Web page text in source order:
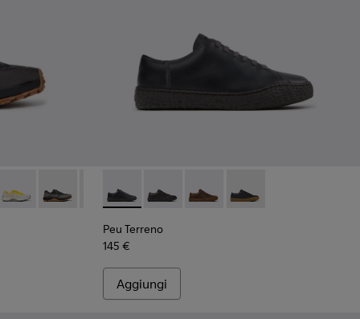
nere in PET riciclato da Uomo.
006
- K101084-004
Drift Trail - K101084-003
Drift Trail - K101084-002
Drift Trail - K101084-001
Peu Terreno - K100927-020 - Scarpe in
Peu Terreno - K100927-018
Peu Terreno - K100927-013
Peu Terreno -
Peu Terreno
145 €
Aggiungi